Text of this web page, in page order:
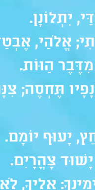
יִתְלוֹנָן.
אֱלֹהַי,
הַוּוֹת.
תֶּחְסֶה;
יָעוּף יוֹמָם.
צָהֳרָיִם.
אֵלֶיךָ,